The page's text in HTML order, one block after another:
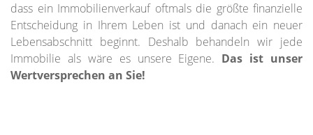
dass ein Immobilienverkauf oftmals die größte finanzielle
Entscheidung in Ihrem Leben ist und danach ein neuer
Lebensabschnitt beginnt. Deshalb behandeln wir jede
Immobilie als wäre es unsere Eigene. Das ist unser
Wertversprechen an Sie!